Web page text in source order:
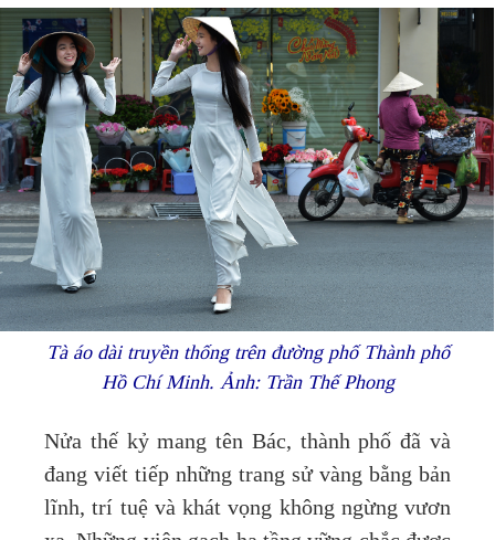
Tà áo dài truyền thống trên đường phố Thành phố
Hồ Chí Minh. Ảnh: Trần Thế Phong
Nửa thế kỷ mang tên Bác, thành phố đã và
đang viết tiếp những trang sử vàng bằng bản
lĩnh, trí tuệ và khát vọng không ngừng vươn